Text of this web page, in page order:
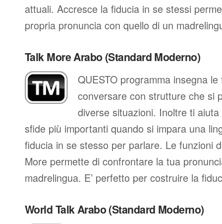
attuali. Accresce la fiducia in se stessi
propria pronuncia con quello di un
Talk More Arabo (Standard Moderno)
QUESTO programma insegna
conversare con strutture che si
diverse situazioni. Inoltre ti
sfide più importanti quando si impara una
fiducia in se stesso per parlare. Le funzioni
More permette di confrontare la tua
madrelingua. E’ perfetto per costruire la
World Talk Arabo (Standard Moderno)